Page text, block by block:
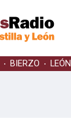
BIERZO LEÓN